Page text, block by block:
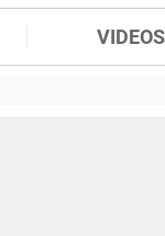
VIDEOS